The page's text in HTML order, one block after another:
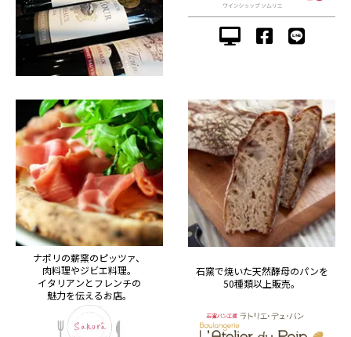
ナポリの薪窯のピッツァ、
肉料理やジビエ料理。
イタリアンとフレンチの
魅力を伝えるお店。
石窯で焼いた天然酵母のパンを
50種類以上販売。